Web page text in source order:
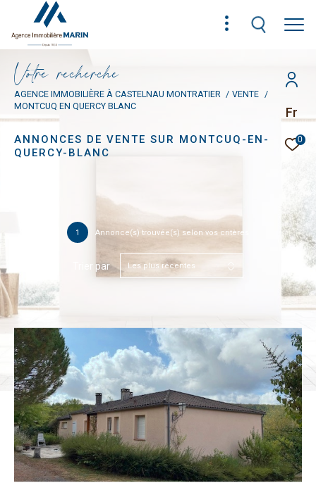
Fr
0
Votre recherche
AGENCE IMMOBILIÈRE À CASTELNAU MONTRATIER
VENTE
MONTCUQ EN QUERCY BLANC
ANNONCES DE VENTE SUR MONTCUQ-EN-
QUERCY-BLANC
1 Annonce(s) trouvée(s) selon vos critères
Trier par Les plus récentes